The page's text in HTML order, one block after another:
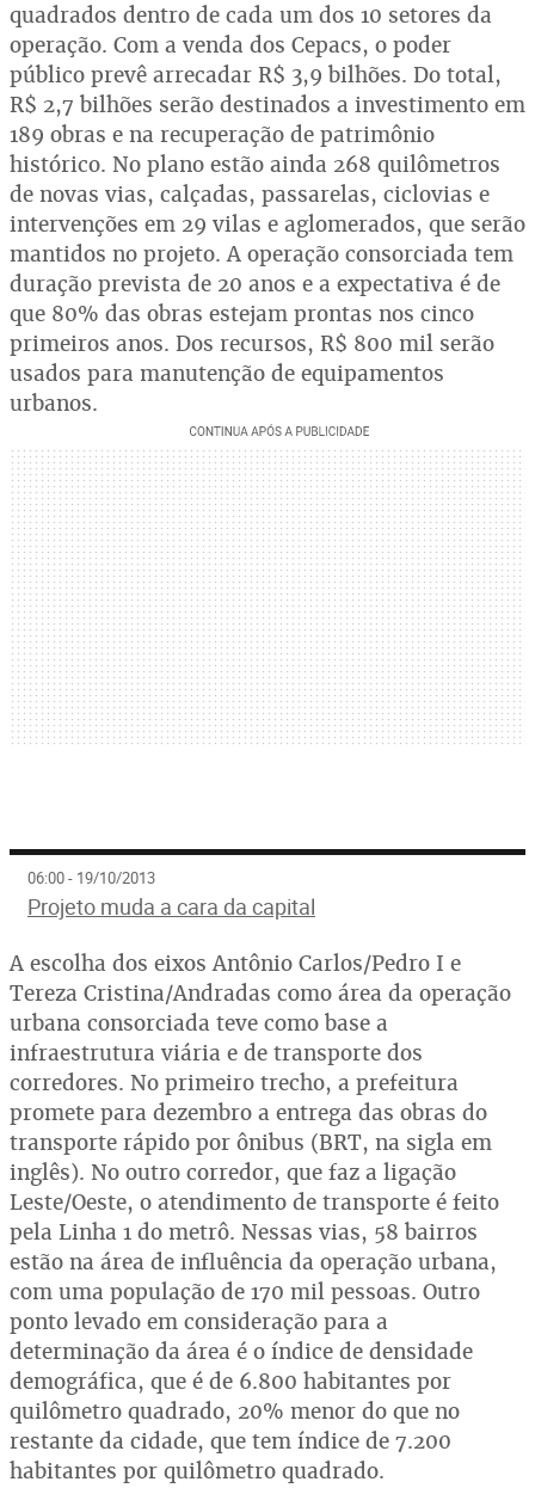
quadrados dentro de cada um dos 10 setores da
operação. Com a venda dos Cepacs, o poder
público prevê arrecadar R$ 3,9 bilhões. Do total,
R$ 2,7 bilhões serão destinados a investimento em
189 obras e na recuperação de patrimônio
histórico. No plano estão ainda 268 quilômetros
de novas vias, calçadas, passarelas, ciclovias e
intervenções em 29 vilas e aglomerados, que serão
mantidos no projeto. A operação consorciada tem
duração prevista de 20 anos e a expectativa é de
que 80% das obras estejam prontas nos cinco
primeiros anos. Dos recursos, R$ 800 mil serão
usados para manutenção de equipamentos
urbanos.
06:00 - 19/10/2013
Projeto muda a cara da capital
A escolha dos eixos Antônio Carlos/Pedro I e
Tereza Cristina/Andradas como área da operação
urbana consorciada teve como base a
infraestrutura viária e de transporte dos
corredores. No primeiro trecho, a prefeitura
promete para dezembro a entrega das obras do
transporte rápido por ônibus (BRT, na sigla em
inglês). No outro corredor, que faz a ligação
Leste/Oeste, o atendimento de transporte é feito
pela Linha 1 do metrô. Nessas vias, 58 bairros
estão na área de influência da operação urbana,
com uma população de 170 mil pessoas. Outro
ponto levado em consideração para a
determinação da área é o índice de densidade
demográfica, que é de 6.800 habitantes por
quilômetro quadrado, 20% menor do que no
restante da cidade, que tem índice de 7.200
habitantes por quilômetro quadrado.